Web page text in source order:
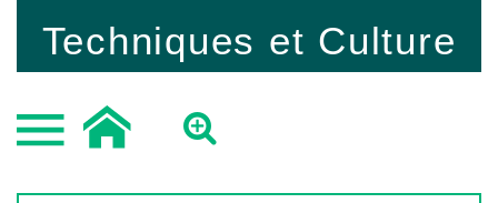
Techniques et Culture